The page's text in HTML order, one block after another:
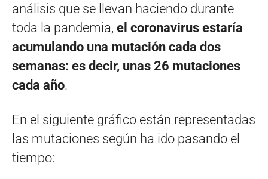
análisis que se llevan haciendo durante
toda la pandemia, el coronavirus estaría
acumulando una mutación cada dos
semanas: es decir, unas 26 mutaciones
cada año.
En el siguiente gráfico están representadas
las mutaciones según ha ido pasando el
tiempo: